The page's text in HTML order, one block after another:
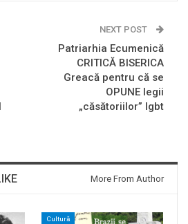
NEXT POST
Patriarhia Ecumenică
CRITICĂ BISERICA
Greacă pentru că se
OPUNE legii
„căsătoriilor” lgbt
More From Author
Cultură